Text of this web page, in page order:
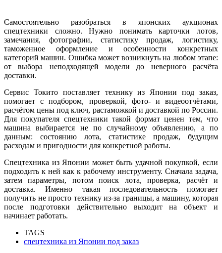
Самостоятельно разобраться в японских аукционах
спецтехники сложно. Нужно понимать карточки лотов,
замечания, фотографии, статистику продаж, логистику,
таможенное оформление и особенности конкретных
категорий машин. Ошибка может возникнуть на любом этапе:
от выбора неподходящей модели до неверного расчёта
доставки.
Сервис Токито поставляет технику из Японии под заказ,
помогает с подбором, проверкой, фото- и видеоотчётами,
расчётом цены под ключ, растаможкой и доставкой по России.
Для покупателя спецтехники такой формат ценен тем, что
машина выбирается не по случайному объявлению, а по
данным: состоянию лота, статистике продаж, будущим
расходам и пригодности для конкретной работы.
Спецтехника из Японии может быть удачной покупкой, если
подходить к ней как к рабочему инструменту. Сначала задача,
затем параметры, потом поиск лота, проверка, расчёт и
доставка. Именно такая последовательность помогает
получить не просто технику из-за границы, а машину, которая
после подготовки действительно выходит на объект и
начинает работать.
TAGS
спецтехника из Японии под заказ